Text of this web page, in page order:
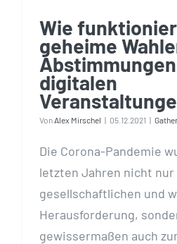
Wie
geheime
digitalen
Von Alex Mirschel | 05.12.2021 |
Die Corona-Pandemie
letzten Jahren nicht nur
gesellschaftlichen und
Herausforderung,
gewissermaßen auch